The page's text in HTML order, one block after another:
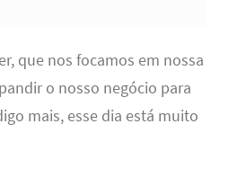
que nos focamos em nossa
o nosso negócio para
mais, esse dia está muito